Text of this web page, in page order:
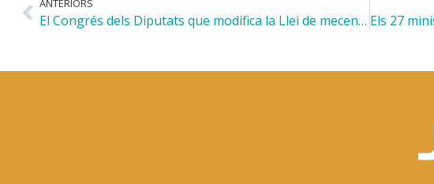
El Congrés dels Diputats que modifica la Llei de mecenatge de 2002